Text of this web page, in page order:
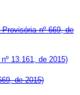
nº 669, de
13.161, de 2015)
de 2015)